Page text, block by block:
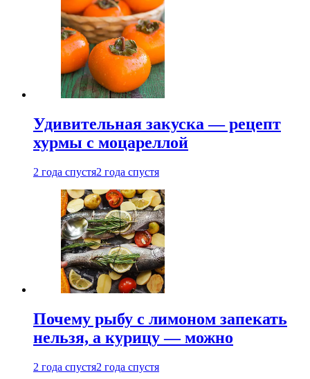
Удивительная закуска — рецепт
хурмы с моцареллой
2 года спустя2 года спустя
Почему рыбу с лимоном запекать
нельзя, а курицу — можно
2 года спустя2 года спустя